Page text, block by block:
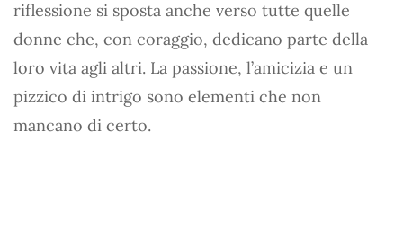
riflessione si sposta anche verso tutte quelle
donne che, con coraggio, dedicano parte della
loro vita agli altri. La passione, l’amicizia e un
pizzico di intrigo sono elementi che non
mancano di certo.